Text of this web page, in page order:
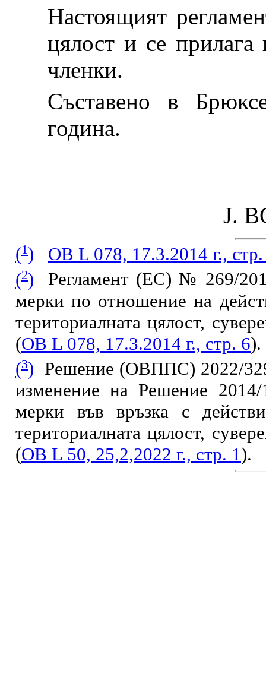
Настоящият
цялост и се
членки.
Съставено в
година.
J.
(1)
ОВ L 078, 17.3.2014 г.,
(2) Регламент (ЕС) № 269/
мерки по отношение на
териториалната цялост,
(ОВ L 078, 17.3.2014 г., стр. 6).
(3) Решение (ОВППС) 2022/
изменение на Решение
мерки във връзка с
териториалната цялост,
(ОВ L 50, 25,2,2022 г., стр. 1).